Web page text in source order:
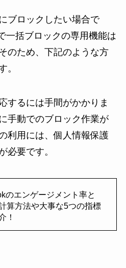
ブロックしたい場合で
一括ブロックの専用機能は
のため、下記のような方
。
するには手間がかかりま
手動でのブロック作業が
利用には、個人情報保護
必要です。
のエンゲージメント率と
算方法や大事な5つの指標
！